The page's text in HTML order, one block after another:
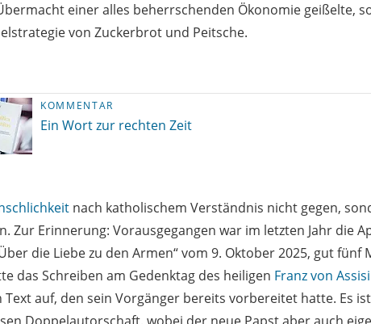
einer alles beherrschenden Ökonomie geißelte,
von Zuckerbrot und Peitsche.
KOMMENTAR
Ein Wort zur rechten Zeit
nach katholischem Verständnis nicht gegen,
Zur Erinnerung: Vorausgegangen war im letzten Jahr die
die Liebe zu den Armen“ vom 9. Oktober 2025, gut fünf
das Schreiben am Gedenktag des heiligen Franz von Assisi
Text auf, den sein Vorgänger bereits vorbereitet hatte. Es